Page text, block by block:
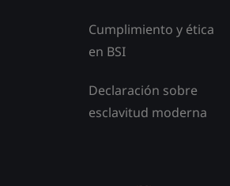
Cumplimiento y ética
en BSI
Declaración sobre
esclavitud moderna